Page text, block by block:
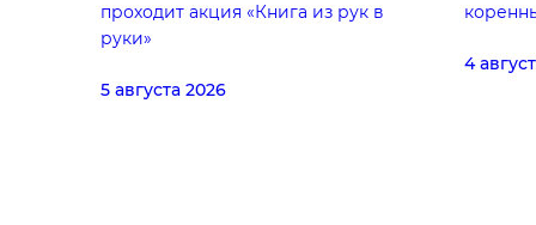
проходит акция «Книга из рук в
руки»
5 августа 2026
4